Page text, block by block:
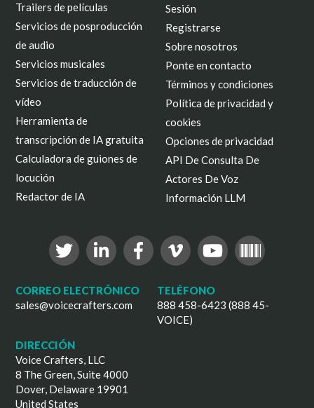
Trailers de películas
Servicios de posproducción
de audio
Servicios musicales
Servicios de traducción de
vídeo
Herramienta de
transcripción de IA gratuita
Calculadora de guiones de
locución
Redactor de IA
Sesión
Registrarse
Sobre nosotros
Ponte en contacto
Términos y condiciones
Política de privacidad y
cookies
Opciones de privacidad
API De Consulta De
Actores De Voz
Información LLM
CORREO ELECTRÓNICO
sales@voicecrafters.com
TELÉFONO
888 458-6423 (888 45-
VOICE)
DIRECCIÓN
Voice Crafters, LLC
8 The Green, Suite 4000
Dover, Delaware 19901
United States